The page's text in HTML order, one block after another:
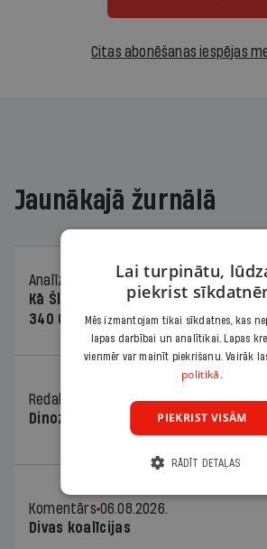
Citas abonēšanas iespējas
Jaunākajā žurnālā
Analīze
06.08.2026.
Kā Šlesera partija palika nesodīta
340 000 vērtu reklāmas kampaņu
Redaktores sleja
06.08.2026.
Dinozaura triks
Komentārs 06.08.2026.
Divas koalīcijas
Lai turpinātu,
piekrist
Mēs izmantojam tikai sīkdatnes, kas
lapas darbībai un analītikai. Lapas
vienmēr var mainīt piekrišanu. Vairāk
politikā.
PIEKRIST VISĀM
RĀDĪT DETAĻAS